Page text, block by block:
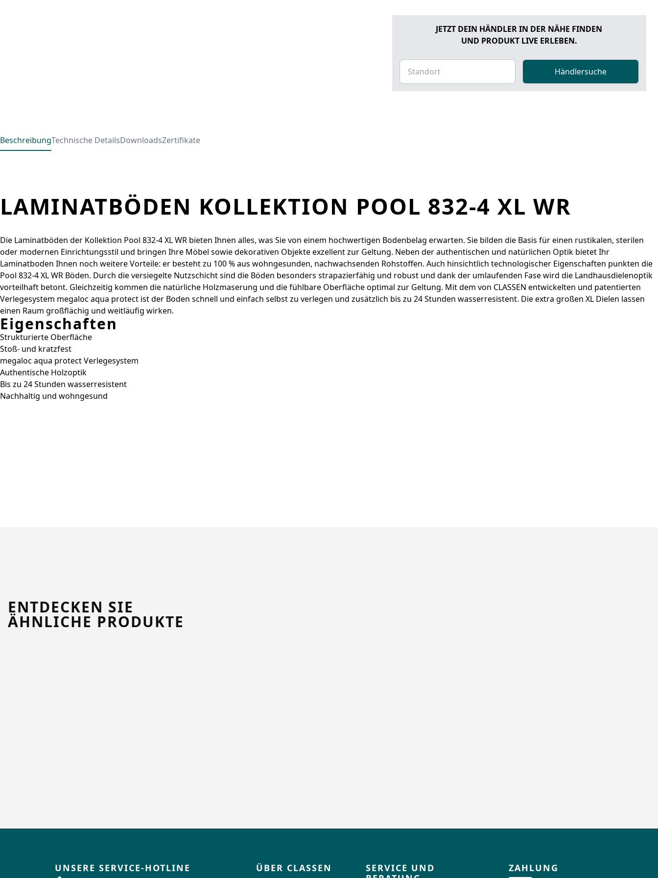
JETZT DEIN HÄNDLER IN DER NÄHE FINDEN
UND PRODUKT LIVE ERLEBEN.
Händlersuche
BeschreibungTechnische DetailsDownloadsZertifikate
LAMINATBÖDEN KOLLEKTION POOL 832-4 XL WR
Die Laminatböden der Kollektion Pool 832-4 XL WR bieten Ihnen alles, was Sie von einem hochwertigen Bodenbelag erwarten. Sie bilden die Basis für einen rustikalen, sterilen
oder modernen Einrichtungsstil und bringen Ihre Möbel sowie dekorativen Objekte exzellent zur Geltung. Neben der authentischen und natürlichen Optik bietet Ihr
Laminatboden Ihnen noch weitere Vorteile: er besteht zu 100 % aus wohngesunden, nachwachsenden Rohstoffen. Auch hinsichtlich technologischer Eigenschaften punkten die
Pool 832-4 XL WR Böden. Durch die versiegelte Nutzschicht sind die Böden besonders strapazierfähig und robust und dank der umlaufenden Fase wird die Landhausdielenoptik
vorteilhaft betont. Gleichzeitig kommen die natürliche Holzmaserung und die fühlbare Oberfläche optimal zur Geltung. Mit dem von CLASSEN entwickelten und patentierten
Verlegesystem megaloc aqua protect ist der Boden schnell und einfach selbst zu verlegen und zusätzlich bis zu 24 Stunden wasserresistent. Die extra großen XL Dielen lassen
einen Raum großflächig und weitläufig wirken.
Eigenschaften
Strukturierte Oberfläche
Stoß- und kratzfest
megaloc aqua protect Verlegesystem
Authentische Holzoptik
Bis zu 24 Stunden wasserresistent
Nachhaltig und wohngesund
ENTDECKEN SIE
ÄHNLICHE PRODUKTE
UNSERE SERVICE-HOTLINE ÜBER CLASSEN
SERVICE UND
ZAHLUNG